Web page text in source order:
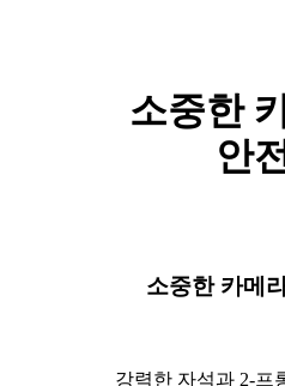
소중한
안
소중한 카메
강력한 자석과 2-프